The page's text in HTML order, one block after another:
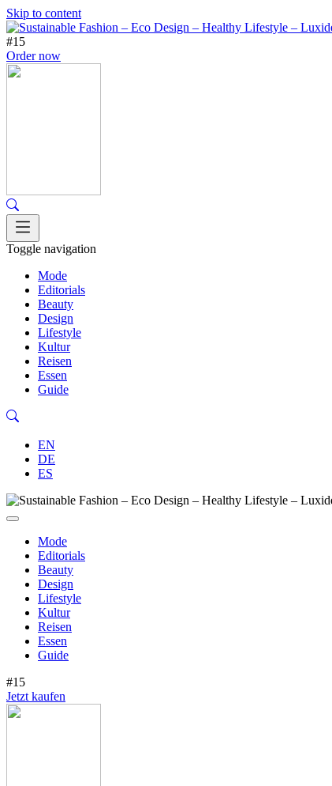
Skip to content
#15
Order now
Toggle navigation
Mode
Editorials
Beauty
Design
Lifestyle
Kultur
Reisen
Essen
Guide
EN
DE
ES
Mode
Editorials
Beauty
Design
Lifestyle
Kultur
Reisen
Essen
Guide
#15
Jetzt kaufen